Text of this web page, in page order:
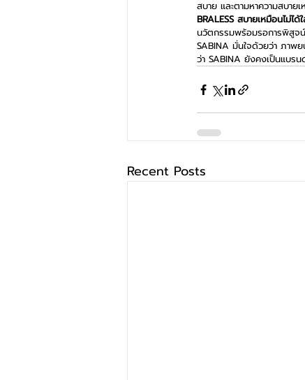
สบาย และตามหาความสบาย
BRALESS สบายเหมือนไม่ได้
นวัตกรรมพร้อมรอการพิสูจ
SABINA มั่นใจด้วยว่า ภาพ
ว่า SABINA ยังคงเป็นแบร
Recent Posts